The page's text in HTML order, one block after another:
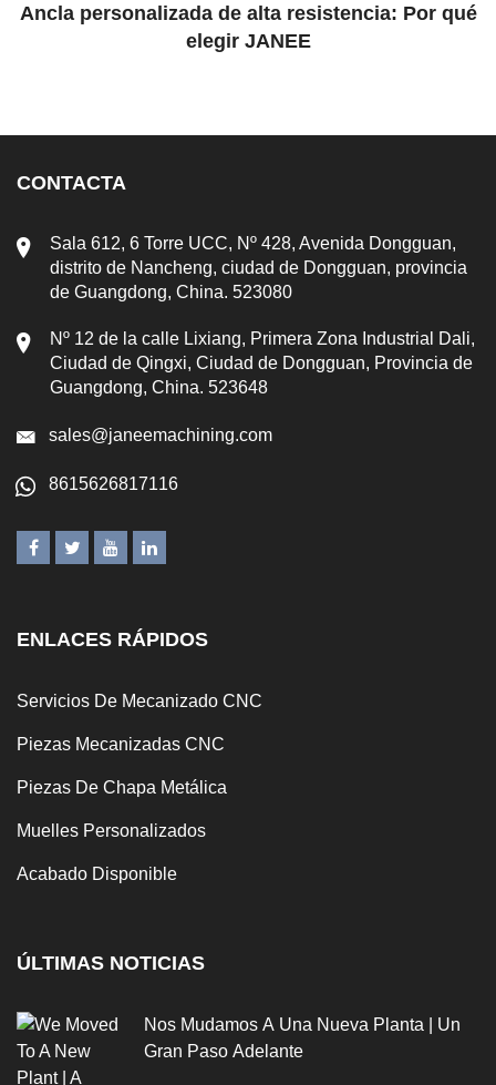
Ancla personalizada de alta resistencia: Por qué
elegir JANEE
CONTACTA
Sala 612, 6 Torre UCC, Nº 428, Avenida Dongguan,
distrito de Nancheng, ciudad de Dongguan, provincia
de Guangdong, China. 523080
Nº 12 de la calle Lixiang, Primera Zona Industrial Dali,
Ciudad de Qingxi, Ciudad de Dongguan, Provincia de
Guangdong, China. 523648
sales@janeemachining.com
8615626817116
ENLACES RÁPIDOS
Servicios De Mecanizado CNC
Piezas Mecanizadas CNC
Piezas De Chapa Metálica
Muelles Personalizados
Acabado Disponible
ÚLTIMAS NOTICIAS
Nos Mudamos A Una Nueva Planta | Un
Gran Paso Adelante